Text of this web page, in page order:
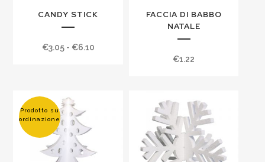
CANDY STICK
€3.05 - €6.10Fascia
FACCIA DI BABBO
NATALE
€1.22
Prodotto su
ordinazione